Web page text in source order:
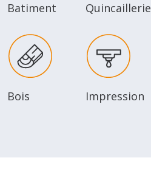
Batiment
Quincaillerie
Bois Impression